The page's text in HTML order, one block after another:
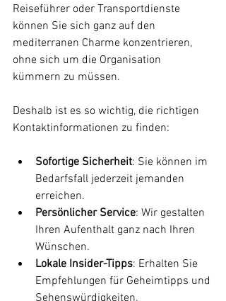
Reiseführer oder Transportdienste
können Sie sich ganz auf den
mediterranen Charme konzentrieren,
ohne sich um die Organisation
kümmern zu müssen.
Deshalb ist es so wichtig, die richtigen
Kontaktinformationen zu finden:
Sofortige Sicherheit: Sie können im
Bedarfsfall jederzeit jemanden
erreichen.
Persönlicher Service: Wir gestalten
Ihren Aufenthalt ganz nach Ihren
Wünschen.
Lokale Insider-Tipps: Erhalten Sie
Empfehlungen für Geheimtipps und
Sehenswürdigkeiten.